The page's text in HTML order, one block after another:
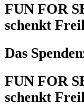
FUN FOR
schenkt
Das
FUN FOR
schenkt